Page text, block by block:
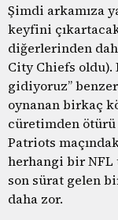
Şimdi arkamıza
keyfini
diğerlerinden
City Chiefs oldu).
gidiyoruz”
oynanan birkaç
cüretimden
Patriots
herhangi bir NFL
son sürat gelen
daha zor.